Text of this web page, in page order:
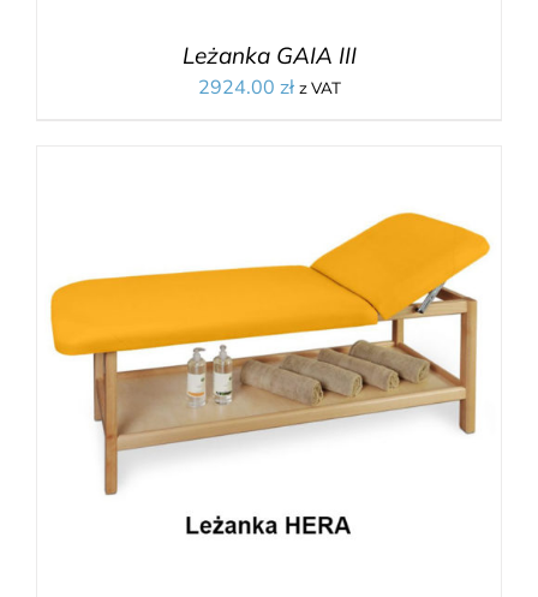
Leżanka GAIA III
2924.00 zł z VAT